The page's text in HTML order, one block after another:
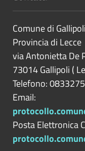
Comune di Gallipoli
Provincia di Lecce
via Antonietta De
73014Gallipoli ( Le
Telefono:
Email:
Posta Elettronica